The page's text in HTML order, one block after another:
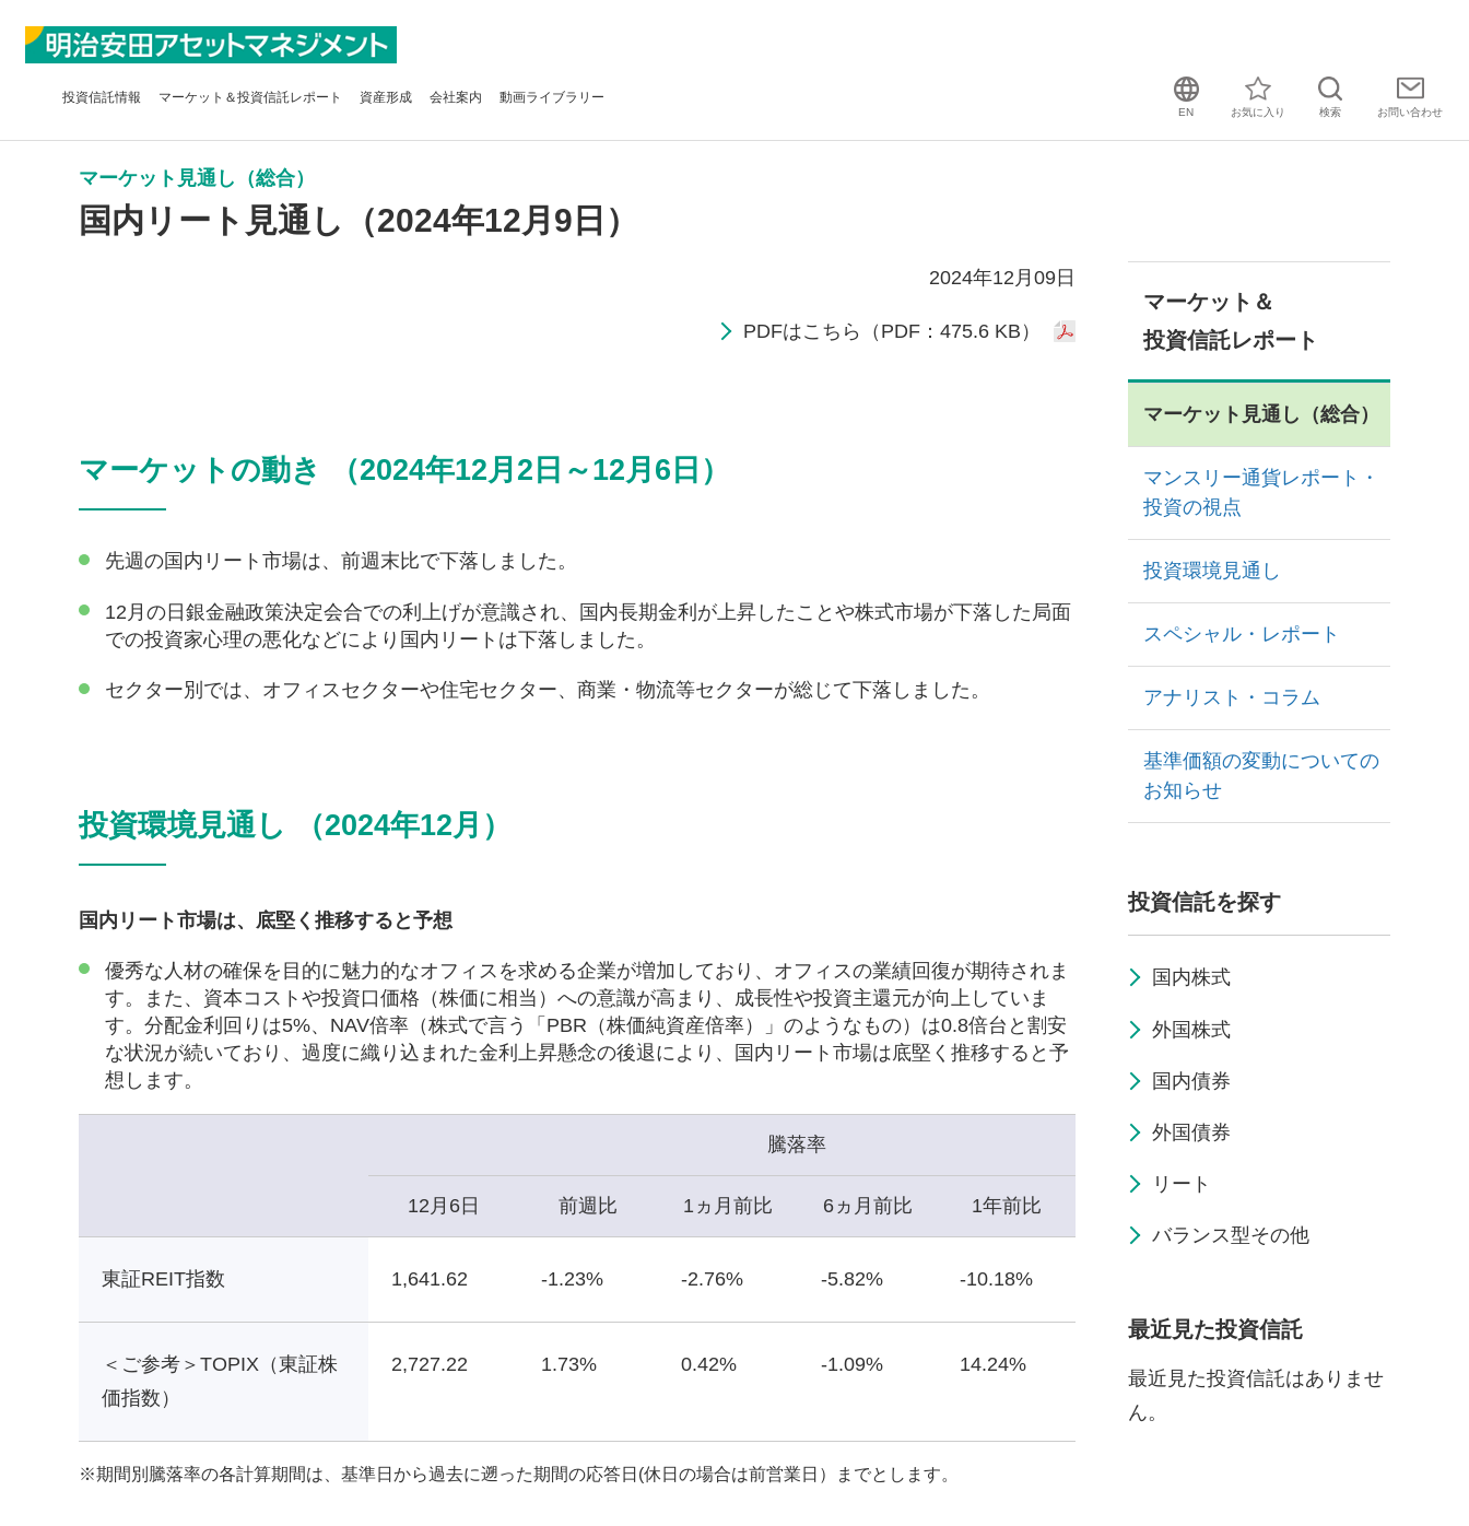
投資信託情報 マーケット＆投資信託レポート 資産形成 会社案内 動画ライブラリー
EN お気に入り 検索 お問い合わせ
マーケット見通し（総合）
国内リート見通し（2024年12月9日）
2024年12月09日
PDFはこちら（PDF：475.6 KB）
マーケットの動き （2024年12月2日～12月6日）
先週の国内リート市場は、前週末比で下落しました。
12月の日銀金融政策決定会合での利上げが意識され、国内長期金利が上昇したことや株式市場が下落した局面
での投資家心理の悪化などにより国内リートは下落しました。
セクター別では、オフィスセクターや住宅セクター、商業・物流等セクターが総じて下落しました。
投資環境見通し （2024年12月）
国内リート市場は、底堅く推移すると予想
優秀な人材の確保を目的に魅力的なオフィスを求める企業が増加しており、オフィスの業績回復が期待されま
す。また、資本コストや投資口価格（株価に相当）への意識が高まり、成長性や投資主還元が向上していま
す。分配金利回りは5%、NAV倍率（株式で言う「PBR（株価純資産倍率）」のようなもの）は0.8倍台と割安
な状況が続いており、過度に織り込まれた金利上昇懸念の後退により、国内リート市場は底堅く推移すると予
想します。
騰落率
12月6日 前週比 1ヵ月前比 6ヵ月前比 1年前比
東証REIT指数 1,641.62 -1.23% -2.76% -5.82% -10.18%
＜ご参考＞TOPIX（東証株
価指数）
2,727.22 1.73% 0.42% -1.09% 14.24%
※期間別騰落率の各計算期間は、基準日から過去に遡った期間の応答日(休日の場合は前営業日）までとします。
マーケット＆
投資信託レポート
マーケット見通し（総合）
マンスリー通貨レポート・
投資の視点
投資環境見通し
スペシャル・レポート
アナリスト・コラム
基準価額の変動についての
お知らせ
投資信託を探す
国内株式
外国株式
国内債券
外国債券
リート
バランス型その他
最近見た投資信託
最近見た投資信託はありませ
ん。